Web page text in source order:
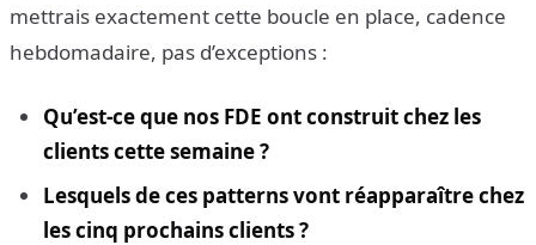
mettrais exactement cette boucle en place, cadence
hebdomadaire, pas d’exceptions :
Qu’est-ce que nos FDE ont construit chez les
clients cette semaine ?
Lesquels de ces patterns vont réapparaître chez
les cinq prochains clients ?